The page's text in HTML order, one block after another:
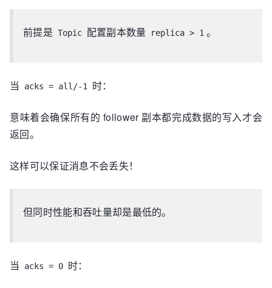
前提是 Topic 配置副本数量 replica > 1 。
当 acks = all/-1 时：
意味着会确保所有的 follower 副本都完成数据的写入才会
返回。
这样可以保证消息不会丢失！
但同时性能和吞吐量却是最低的。
当 acks = 0 时：